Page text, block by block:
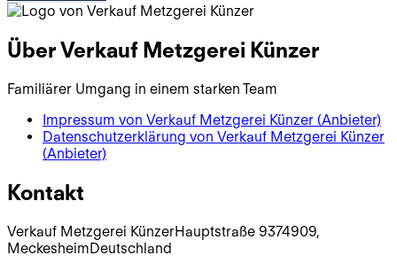
ÜberVerkauf Metzgerei Künzer
Familiärer Umgang in einem starken Team
Impressum von Verkauf Metzgerei Künzer (Anbieter)
Datenschutzerklärung von Verkauf Metzgerei Künzer
(Anbieter)
Kontakt
Verkauf Metzgerei KünzerHauptstraße 9374909,
MeckesheimDeutschland